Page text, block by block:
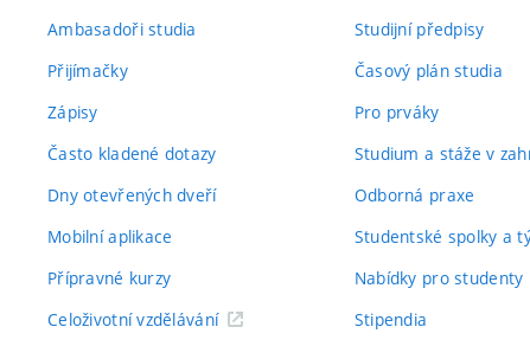
Ambasadoři studia
Přijímačky
Zápisy
Často kladené dotazy
Dny otevřených dveří
Mobilní aplikace
Přípravné kurzy
Celoživotní vzdělávání
Studijní předpisy
Časový plán studia
Pro prváky
Studium a stáže v
Odborná praxe
Studentské spolky a
Nabídky pro studenty
Stipendia